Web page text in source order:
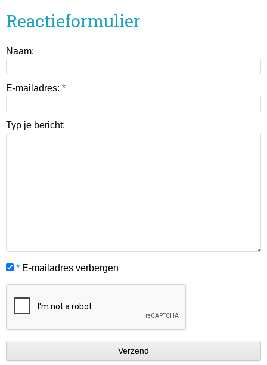
Reactieformulier
Naam:
E-mailadres: *
Typ je bericht:
* E-mailadres verbergen